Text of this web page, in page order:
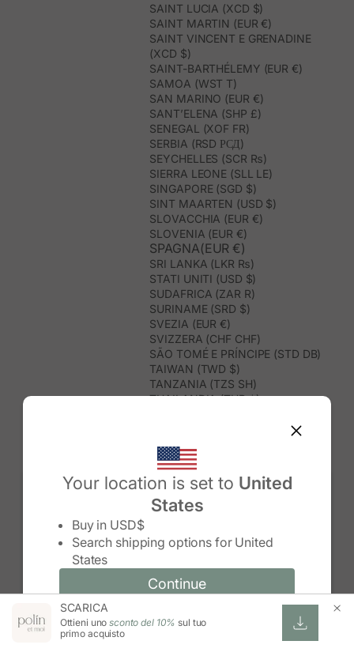
Your location is set to United
States
Buy in USD$
Search shipping options for United
States
Continue
Change country/region and language
Change country/region
Continue
SAINT LUCIA (XCD $)
SAINT MARTIN (EUR €)
SAINT VINCENT E GRENADINE
(XCD $)
SAINT-BARTHÉLEMY (EUR €)
SAMOA (WST T)
SAN MARINO (EUR €)
SANT’ELENA (SHP £)
SENEGAL (XOF FR)
SERBIA (RSD РСД)
SEYCHELLES (SCR ₨)
SIERRA LEONE (SLL LE)
SINGAPORE (SGD $)
SINT MAARTEN (USD $)
SLOVACCHIA (EUR €)
SLOVENIA (EUR €)
SPAGNA(EUR €)
SRI LANKA (LKR ₨)
STATI UNITI (USD $)
SUDAFRICA (ZAR R)
SURINAME (SRD $)
SVEZIA (EUR €)
SVIZZERA (CHF CHF)
SÃO TOMÉ E PRÍNCIPE (STD DB)
TAIWAN (TWD $)
TANZANIA (TZS SH)
THAILANDIA (THB ฿)
TONGA (TOP T$)
TRINIDAD E TOBAGO (TTD $)
TUNISIA (USD $)
TURCHIA (TRY ₺)
TURKMENISTAN (USD $)
UNGHERIA (EUR €)
UZBEKISTAN (UZS SO'M)
VANUATU (VUV VT)
VIETNAM (VND ₫)
WALLIS E FUTUNA (XPF FR)
SCARICA
Ottieni unosconto del 10% sul tuo
primo acquisto